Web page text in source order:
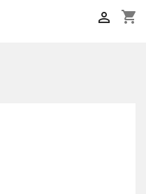
shopping_cart
